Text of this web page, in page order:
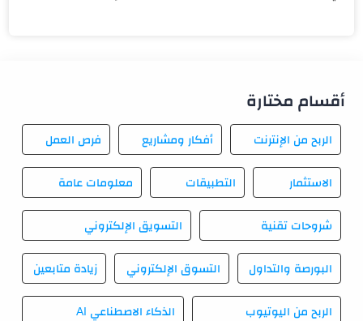
أقسام مختارة
الربح من الإنترنت أفكار ومشاريع فرص العمل
الاستثمار التطبيقات معلومات عامة
شروحات تقنية التسويق الإلكتروني
البورصة والتداول التسوق الإلكتروني زيادة متابعين
الربح من اليوتيوب الذكاء الاصطناعي AI